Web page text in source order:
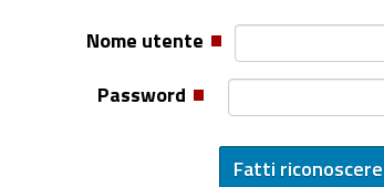
Nome utente
Password